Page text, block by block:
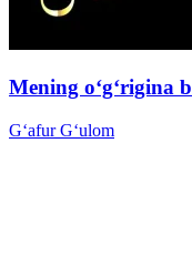
Mening o‘g‘rigina
G‘afur G‘ulom